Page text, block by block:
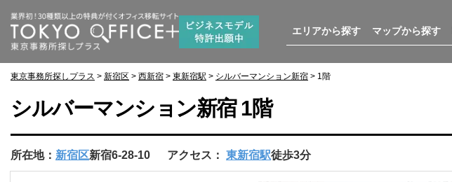
エリアから探す マップから探す
東京事務所探しプラス > 新宿区 > 西新宿 > 東新宿駅 > シルバーマンション新宿 > 1階
シルバーマンション新宿 1階
所在地： 新宿区新宿6-28-10 アクセス： 東新宿駅徒歩3分